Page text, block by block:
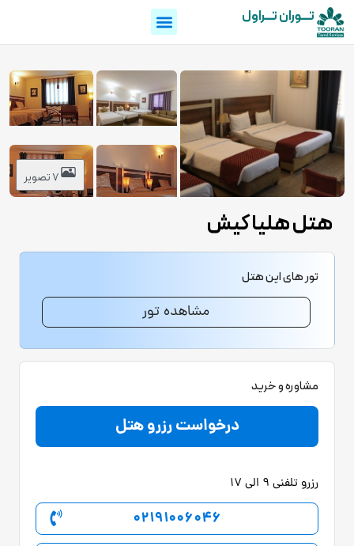
تـــوران تـــراول
7 تصویر
هتل هلیا کیش
تور های این هتل
مشاهده تور
مشاوره و خرید
درخواست رزرو هتل
رزرو تلفنی 9 الی 17
02191006046